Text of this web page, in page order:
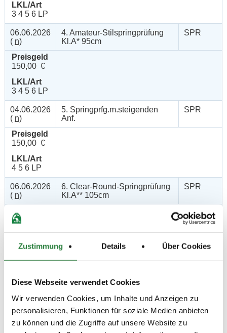
Zustimmung Details Über Cookies
Diese Webseite verwendet Cookies
Wir verwenden Cookies, um Inhalte und Anzeigen zu
personalisieren, Funktionen für soziale Medien anbieten
zu können und die Zugriffe auf unsere Website zu
LKL/Art
3 4 5 6 LP
06.06.2026
( n)
4. Amateur-Stilspringprüfung
Kl.A* 95cm
SPR
Preisgeld
150,00 €
LKL/Art
3 4 5 6 LP
04.06.2026
( n)
5. Springprfg.m.steigenden
Anf.
SPR
Preisgeld
150,00 €
LKL/Art
4 5 6 LP
06.06.2026
( n)
6. Clear-Round-Springprüfung
Kl.A** 105cm
SPR
Preisgeld
150,00 €
LKL/Art
3 4 5 6 LP
07.06.2026
7. Springprüfung Kl. A** 105cm SPR
Preisgeld
150,00 €
LKL/Art
3 4 5 6 LP